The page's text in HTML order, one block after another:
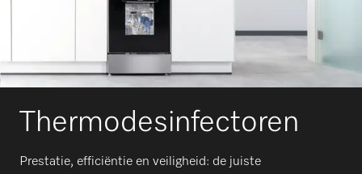
Thermodesinfectoren
Prestatie, efficiëntie en veiligheid: de juiste